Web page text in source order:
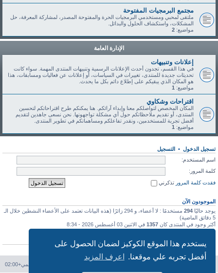
يستخدم هذا الموقع الكوكيز لضمان الحصول على
أفضل تجربه علي موقعنا.
اعرف المزيد
مجتمع البرمجيات المفتوحة
ملتقى لمحبي ومستخدمي البرمجيات الحرة والمفتوحة المصدر، لمشاركة المعرفة، حل
المشكلات، واستكشاف الحلول والبدائل.
مواضيع: 2
الإدارة العامة
إعلانات وتنبيهات
في هذا القسم، تجدون أحدث الإعلانات الرسمية وتنبيهات المنتدى المهمة. سواء كانت
تحديثات جديدة للمنتدى، تغييرات في السياسات، أو إعلانات عن فعاليات ومسابقات، هذا
هو المكان الذي يبقيكم على إطلاع دائم بكل ما يحدث.
مواضيع: 1
اقتراحات وشكاوي
المكان المخصص لتواصلكم معنا وإبداء آرائكم. هنا يمكنكم طرح اقتراحاتكم لتحسين
المنتدى، أو تقديم ملاحظاتكم حول أي مشكلة تواجهونها. نحن نسعى جاهدين لتقديم
أفضل تجربة للمستخدمين، ونقدر تفاعلكم ومساهماتكم في تطوير المنتدى.
مواضيع: 1
تسجيل الدخول • التسجيل
اسم المستخدم:
كلمة المرور:
فقدت كلمة المرور تذكرني
الموجودون الآن
يوجد حاليًا 294
مستخدمًا : لا أعضاء، و 294 زائرًا (هذه البيانات تعتمد على الأعضاء النشطين خلال الـ
5 دقائق الماضية)
أكثر وجود في المنتدى كان 1357 في الاثنين 03 أغسطس 2026 - 8:34
عدد المشاركات
• عدد المواضيع 46 • عدد الأعضاء • آخر عضو مسجل
التوقيت العالمي+02:00